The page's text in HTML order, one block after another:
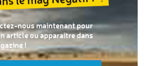
nous maintenant pour
article ou apparaître dans
!